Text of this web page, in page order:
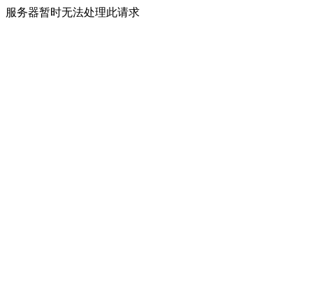
服务器暂时无法处理此请求